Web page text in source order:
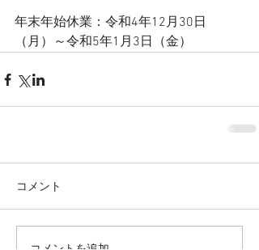
年末年始休業：令和4年12月30日
（月）～令和5年1月3日（金）
コメント